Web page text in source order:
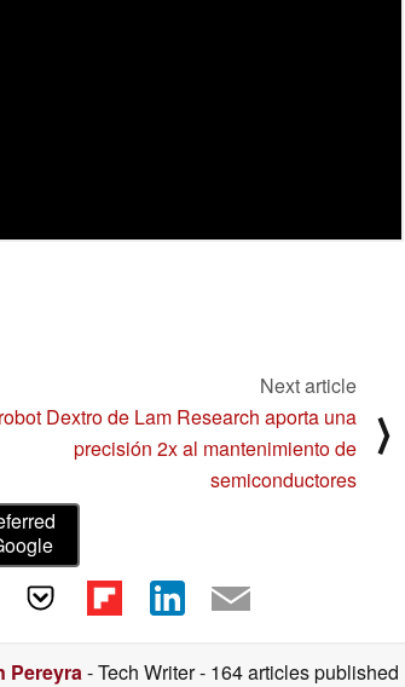
Next article
Dextro de Lam Research aporta una
precisión 2x al mantenimiento de
semiconductores
⟩
Pereyra- Tech Writer- 164 articles published